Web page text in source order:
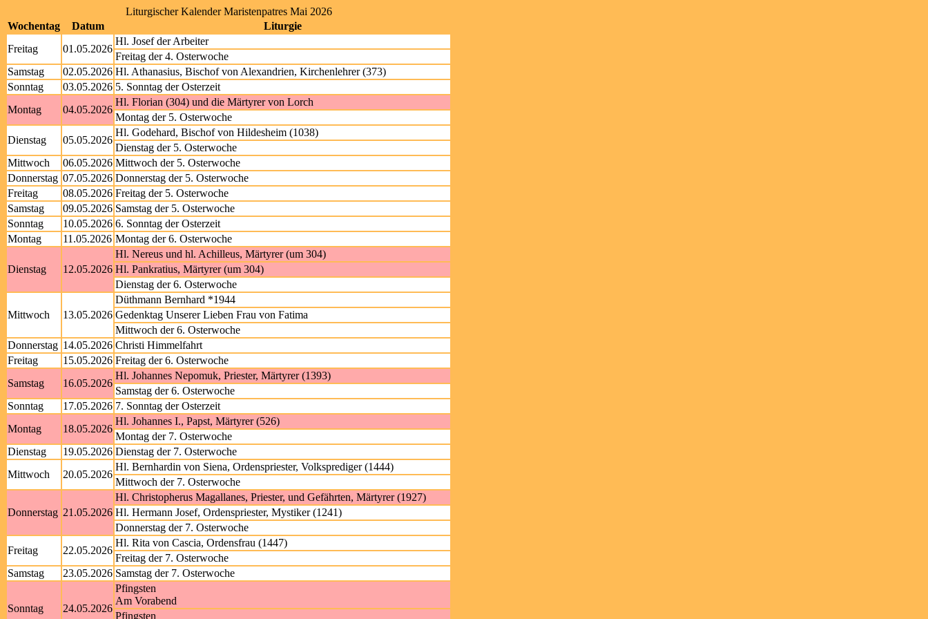
Liturgischer Kalender Maristenpatres Mai 2026
Wochentag
Datum
Liturgie
Freitag
01.05.2026
Hl. Josef der Arbeiter
Freitag der 4. Osterwoche
Samstag
02.05.2026 Hl. Athanasius, Bischof von Alexandrien, Kirchenlehrer (373)
Sonntag
03.05.2026 5. Sonntag der Osterzeit
Montag
04.05.2026
Hl. Florian (304) und die Märtyrer von Lorch
Montag der 5. Osterwoche
Dienstag
05.05.2026
Hl. Godehard, Bischof von Hildesheim (1038)
Dienstag der 5. Osterwoche
Mittwoch
06.05.2026 Mittwoch der 5. Osterwoche
Donnerstag 07.05.2026 Donnerstag der 5. Osterwoche
Freitag
08.05.2026 Freitag der 5. Osterwoche
Samstag
09.05.2026 Samstag der 5. Osterwoche
Sonntag
10.05.2026 6. Sonntag der Osterzeit
Montag
11.05.2026 Montag der 6. Osterwoche
Dienstag 12.05.2026
Hl. Nereus und hl. Achilleus, Märtyrer (um 304)
Hl. Pankratius, Märtyrer (um 304)
Dienstag der 6. Osterwoche
Mittwoch 13.05.2026
Düthmann Bernhard *1944
Gedenktag Unserer Lieben Frau von Fatima
Mittwoch der 6. Osterwoche
Donnerstag 14.05.2026 Christi Himmelfahrt
Freitag
15.05.2026 Freitag der 6. Osterwoche
Samstag
16.05.2026
Hl. Johannes Nepomuk, Priester, Märtyrer (1393)
Samstag der 6. Osterwoche
Sonntag
17.05.2026 7. Sonntag der Osterzeit
Montag
18.05.2026
Hl. Johannes I., Papst, Märtyrer (526)
Montag der 7. Osterwoche
Dienstag
19.05.2026 Dienstag der 7. Osterwoche
Mittwoch
20.05.2026
Hl. Bernhardin von Siena, Ordenspriester, Volksprediger (1444)
Mittwoch der 7. Osterwoche
Donnerstag 21.05.2026
Hl. Christopherus Magallanes, Priester, und Gefährten, Märtyrer (1927)
Hl. Hermann Josef, Ordenspriester, Mystiker (1241)
Donnerstag der 7. Osterwoche
Freitag
22.05.2026
Hl. Rita von Cascia, Ordensfrau (1447)
Freitag der 7. Osterwoche
Samstag
23.05.2026 Samstag der 7. Osterwoche
Sonntag 24.05.2026
Pfingsten
Am Vorabend
Pfingsten